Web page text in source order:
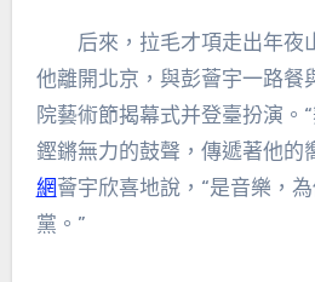
后來，拉毛才項走出年夜
他離開北京，與彭薈宇一路餐
院藝術節揭幕式并登臺扮演。
鏗鏘無力的鼓聲，傳遞著他的
網薈宇欣喜地說，“是音樂，
黨。”